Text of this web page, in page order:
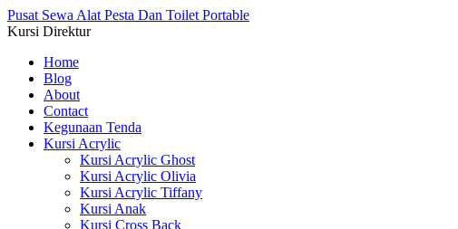
Pusat Sewa Alat Pesta Dan Toilet Portable
Kursi Direktur
Home
Blog
About
Contact
Kegunaan Tenda
Kursi Acrylic
Kursi Acrylic Ghost
Kursi Acrylic Olivia
Kursi Acrylic Tiffany
Kursi Anak
Kursi Cross Back